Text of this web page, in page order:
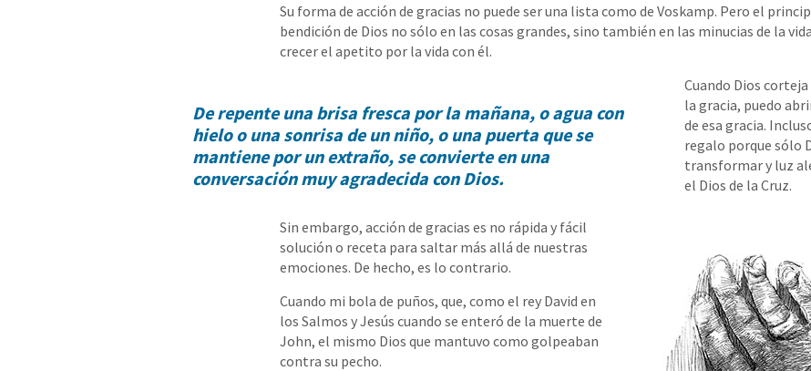
Su forma de acción de gracias no puede ser una lista como de Voskamp. Pero el
bendición de Dios no sólo en las cosas grandes, sino también en las minucias de la
crecer el apetito por la vida con él.
De repente una brisa fresca por la mañana, o agua con
hielo o una sonrisa de un niño, o una puerta que se
mantiene por un extraño, se convierte en una
conversación muy agradecida con Dios.
Cuando Dios
la gracia, puedo
de esa gracia.
regalo porque sólo
transformar y luz
el Dios de la Cruz.
Sin embargo, acción de gracias es no rápida y fácil
solución o receta para saltar más allá de nuestras
emociones. De hecho, es lo contrario.
Cuando mi bola de puños, que, como el rey David en
los Salmos y Jesús cuando se enteró de la muerte de
John, el mismo Dios que mantuvo como golpeaban
contra su pecho.